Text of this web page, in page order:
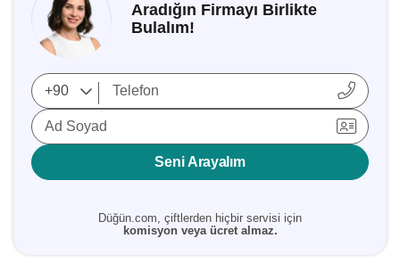
Aradığın Firmayı Birlikte
Bulalım!
Ad Soyad
Seni Arayalım
Düğün.com, çiftlerden hiçbir servisi için
komisyon veya ücret almaz.